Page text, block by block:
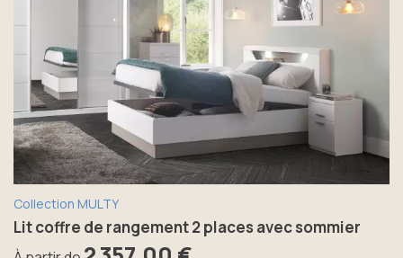
Collection MULTY
Lit coffre de rangement 2 places avec sommier